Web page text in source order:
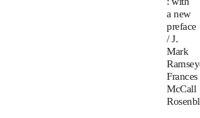
a new
preface
/ J.
Mark
Frances
McCall